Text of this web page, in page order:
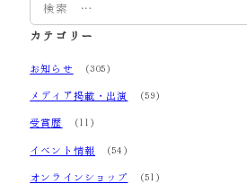
ペ
ー
ジ
索
カテゴリー
お知らせ (305)
メディア掲載・出演 (59)
受賞歴 (11)
イベント情報 (54)
オンラインショップ (51)